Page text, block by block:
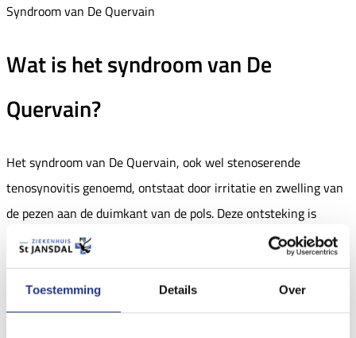
Toestemming Details Over
Syndroom van De Quervain
Wat is het syndroom van De
Quervain?
Het syndroom van De Quervain, ook wel stenoserende
tenosynovitis genoemd, ontstaat door irritatie en zwelling van
de pezen aan de duimkant van de pols. Deze ontsteking is
vernoemd naar de chirurg De Quervain die het heeft ontdekt.
zwellen de pezen zelf op. Hierdoor kunnen de pezen niet meer